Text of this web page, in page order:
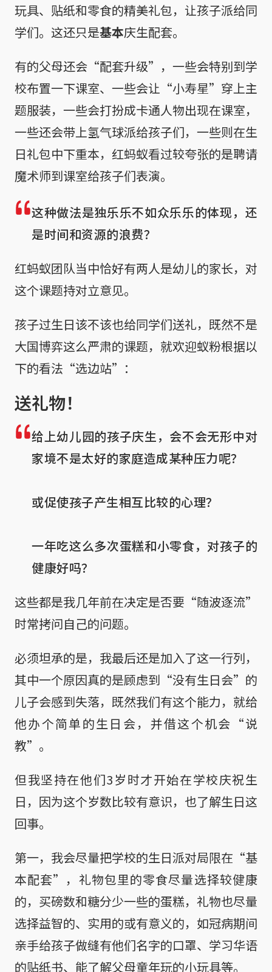
玩具、贴纸和零食的精美礼包，让孩子派给同
学们。这还只是基本庆生配套。
有的父母还会“配套升级”，一些会特别到学
校布置一下课室、一些会让“小寿星”穿上主
题服装，一些会打扮成卡通人物出现在课室，
一些还会带上氢气球派给孩子们，一些则在生
日礼包中下重本，红蚂蚁看过较夸张的是聘请
魔术师到课室给孩子们表演。
这种做法是独乐乐不如众乐乐的体现，还
是时间和资源的浪费？
红蚂蚁团队当中恰好有两人是幼儿的家长，对
这个课题持对立意见。
孩子过生日该不该也给同学们送礼，既然不是
大国博弈这么严肃的课题，就欢迎蚁粉根据以
下的看法“选边站”：
送礼物！
给上幼儿园的孩子庆生，会不会无形中对
家境不是太好的家庭造成某种压力呢？
或促使孩子产生相互比较的心理？
一年吃这么多次蛋糕和小零食，对孩子的
健康好吗？
这些都是我几年前在决定是否要“随波逐流”
时常拷问自己的问题。
必须坦承的是，我最后还是加入了这一行列，
其中一个原因真的是顾虑到“没有生日会”的
儿子会感到失落，既然我们有这个能力，就给
他办个简单的生日会，并借这个机会“说
教”。
但我坚持在他们3岁时才开始在学校庆祝生
日，因为这个岁数比较有意识，也了解生日这
回事。
第一，我会尽量把学校的生日派对局限在“基
本配套”，礼物包里的零食尽量选择较健康
的，买磅数和糖分少一些的蛋糕，礼物也尽量
选择益智的、实用的或有意义的，如冠病期间
亲手给孩子做缝有他们名字的口罩、学习华语
的贴纸书、能了解父母童年玩的小玩具等。